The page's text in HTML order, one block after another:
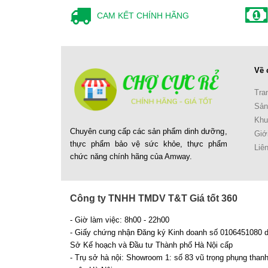
CAM KẾT CHÍNH HÃNG
Chuyên cung cấp các sản phẩm dinh dưỡng,
thực phẩm bảo vệ sức khỏe, thực phẩm
chức năng chính hãng của Amway.
Về
Công ty TNHH TMDV T&T Giá tốt 360
- Giờ làm việc: 8h00 - 22h00
- Giấy chứng nhận Đăng ký Kinh doanh số 0106451080
Sở Kế hoạch và Đầu tư Thành phố Hà Nội cấp
- Trụ sở hà nội: Showroom 1: số 83 vũ trọng phụng thanh